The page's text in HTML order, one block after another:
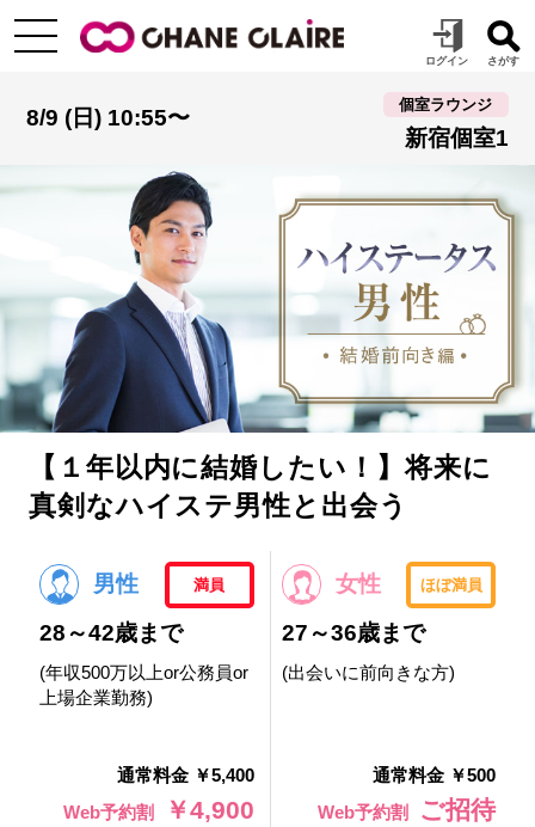
8/9 (日) 10:55〜
個室ラウンジ
新宿個室1
【１年以内に結婚したい！】将来に
真剣なハイステ男性と出会う
男性 満員
28～42歳まで
(年収500万以上or公務員or
上場企業勤務)
通常料金 ￥5,400
Web予約割
￥4,900
女性 ほぼ満員
27～36歳まで
(出会いに前向きな方)
通常料金 ￥500
Web予約割
ご招待